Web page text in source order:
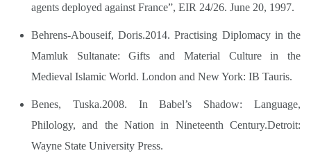
agents deployed against France”, EIR 24/26. June 20, 1997.
Behrens-Abouseif, Doris.2014. Practising Diplomacy in the
Mamluk Sultanate: Gifts and Material Culture in the
Medieval Islamic World. London and New York: IB Tauris.
Benes, Tuska.2008. In Babel’s Shadow: Language,
Philology, and the Nation in Nineteenth Century.Detroit:
Wayne State University Press.